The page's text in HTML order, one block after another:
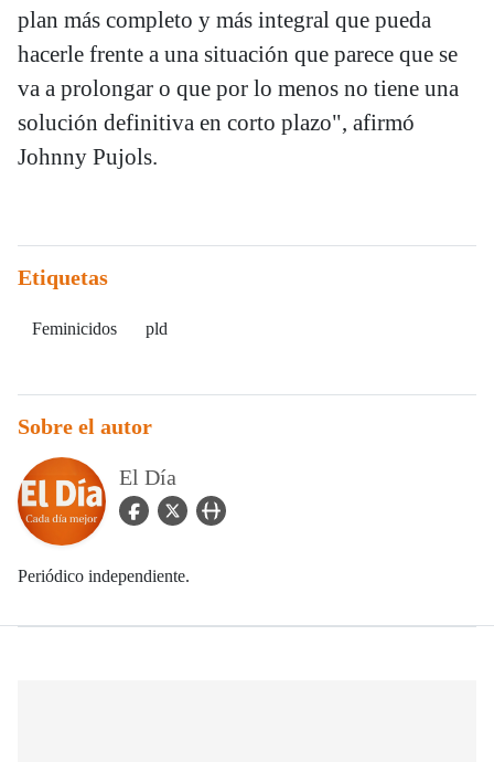
plan más completo y más integral que pueda
hacerle frente a una situación que parece que se
va a prolongar o que por lo menos no tiene una
solución definitiva en corto plazo", afirmó
Johnny Pujols.
Etiquetas
Feminicidos pld
Sobre el autor
El Día
facebook Icon
twitter Iconuser_url Icon
Periódico independiente.